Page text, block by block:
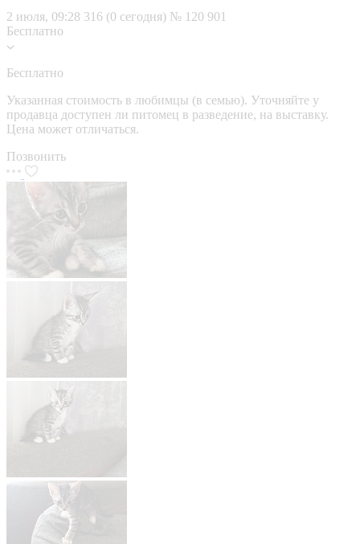
2 июля, 09:28 316 (0 сегодня) № 120 901
Бесплатно
Бесплатно
Указанная стоимость в любимцы (в семью). Уточняйте у
продавца доступен ли питомец в разведение, на выставку.
Цена может отличаться.
Позвонить